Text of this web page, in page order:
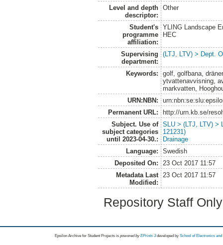
Level and depth
descriptor:
Other
Student's
programme
affiliation:
YLING Landscape
HEC
Supervising
department:
(LTJ, LTV) > Dept.
Keywords:
golf, golfbana,
ytvattenavvisning,
markvatten,
URN:NBN:
Permanent URL:
http://urn.kb.se/
Subject. Use of
subject categories
until 2023-04-30.:
SLU > (LTJ, LTV) >
121231)
Drainage
Language:
Swedish
Deposited On:
23 Oct 2017 11:57
Metadata Last
Modified:
23 Oct 2017 11:57
Repository Staff
Epsilon Archive for Student Projects is powored byEPrints 3 developed by School of Electronics